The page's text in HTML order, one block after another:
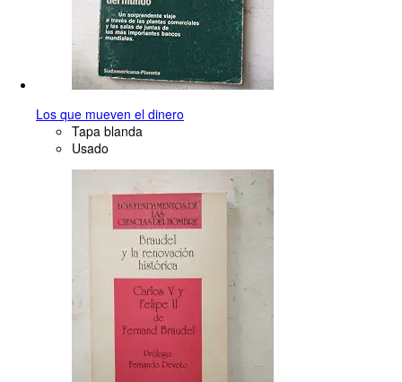
Los que mueven el dinero
Tapa blanda
Usado